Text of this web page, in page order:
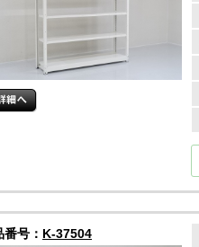
番号： K-37504